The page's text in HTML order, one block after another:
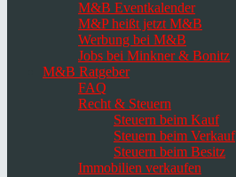
M&B Eventkalender
M&P heißt jetzt M&B
Werbung bei M&B
Jobs bei Minkner & Bonitz
M&B Ratgeber
FAQ
Recht & Steuern
Steuern beim Kauf
Steuern beim Verkauf
Steuern beim Besitz
Immobilien verkaufen